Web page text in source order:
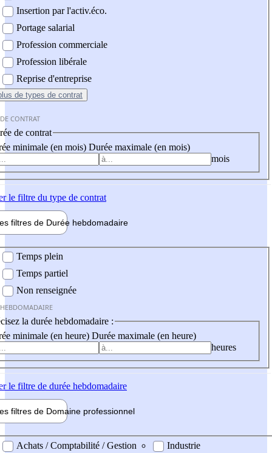
Insertion par l'activ.éco.
Portage salarial
Profession commerciale
Profession libérale
Reprise d'entreprise
de types de contrat
CONTRAT
de contrat
minimale (en mois) Durée maximale (en mois)
mois
le filtre du type de contrat
filtres de Durée hebdomadaire
Temps plein
Temps partiel
Non renseignée
la durée hebdomadaire :
minimale (en heure) Durée maximale (en heure)
heures
le filtre de durée hebdomadaire
filtres de Domaine professionnel
professionel
Achats / Comptabilité / Gestion
Industrie